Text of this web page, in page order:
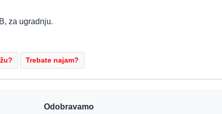
za ugradnju.
Odobravamo